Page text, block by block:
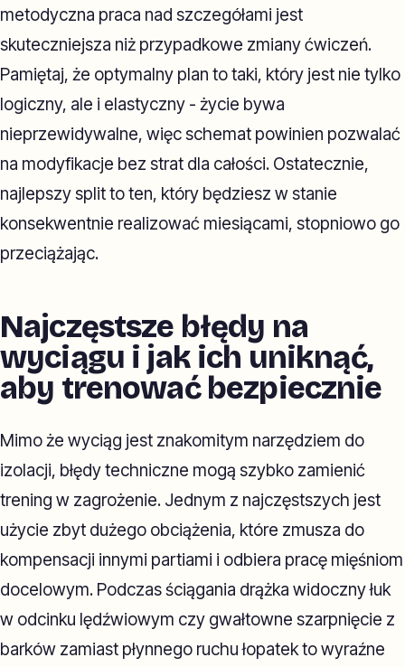
metodyczna praca nad szczegółami jest
skuteczniejsza niż przypadkowe zmiany ćwiczeń.
Pamiętaj, że optymalny plan to taki, który jest nie tylko
logiczny, ale i elastyczny - życie bywa
nieprzewidywalne, więc schemat powinien pozwalać
na modyfikacje bez strat dla całości. Ostatecznie,
najlepszy split to ten, który będziesz w stanie
konsekwentnie realizować miesiącami, stopniowo go
przeciążając.
Najczęstsze błędy na
wyciągu i jak ich uniknąć,
aby trenować bezpiecznie
Mimo że wyciąg jest znakomitym narzędziem do
izolacji, błędy techniczne mogą szybko zamienić
trening w zagrożenie. Jednym z najczęstszych jest
użycie zbyt dużego obciążenia, które zmusza do
kompensacji innymi partiami i odbiera pracę mięśniom
docelowym. Podczas ściągania drążka widoczny łuk
w odcinku lędźwiowym czy gwałtowne szarpnięcie z
barków zamiast płynnego ruchu łopatek to wyraźne